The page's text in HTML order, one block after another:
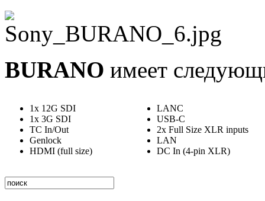
BURANO имеет
1x 12G SDI
1x 3G SDI
TC In/Out
Genlock
HDMI (full size)
LANC
USB-C
2x Full Size XLR inputs
LAN
DC In (4-pin XLR)